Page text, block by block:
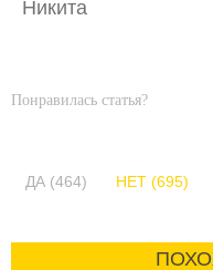
Никита
Понравилась статья?
ДА (464) НЕТ (695)